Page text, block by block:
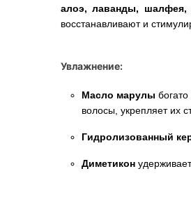
алоэ, лаванды, шалфея,
восстанавливают и
Увлажнение:
Масло марулы
волосы, укрепляет их
Гидролизованный
Диметикон